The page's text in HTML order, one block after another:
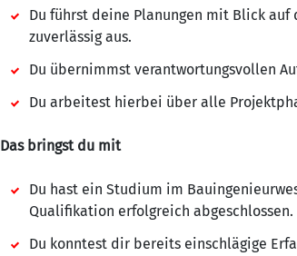
Du führst deine Planungen mit Blick
zuverlässig aus.
Du übernimmst verantwortungsvollen
Du arbeitest hierbei über alle
Das bringst du mit
Du hast ein Studium im
Qualifikation erfolgreich abgeschlossen.
Du konntest dir bereits einschlägige